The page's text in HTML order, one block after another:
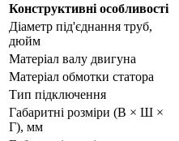
Конструктивні особливості
Діаметр під'єднання труб,
дюйм
Матеріал валу двигуна
Матеріал обмотки статора
Тип підключення
Габаритні розміри (В × Ш ×
Г), мм